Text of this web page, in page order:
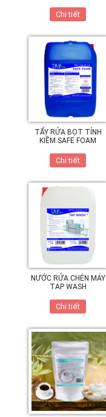
Chi tiết
TẨY RỬA BỌT TÍNH
KIỀM SAFE FOAM
Chi tiết
NƯỚC RỬA CHÉN MÁY
TAP WASH
Chi tiết